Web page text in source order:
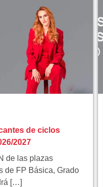
de ciclos
2027
de las plazas
de FP Básica, Grado
[…]